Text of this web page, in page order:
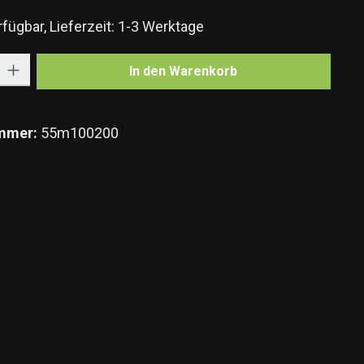
Lieferzeit: 1-3 Werktage
In den Warenkorb
55m100200